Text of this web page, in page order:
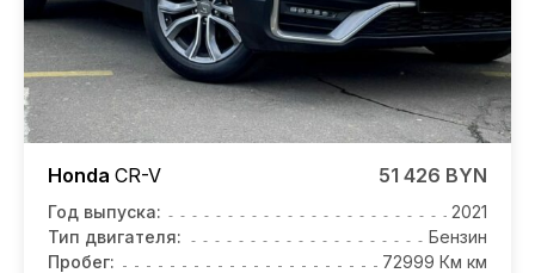
Honda CR-V 51 426 BYN
Год выпуска:
2021
Тип двигателя:
Бензин
Пробег:
72999 Км км